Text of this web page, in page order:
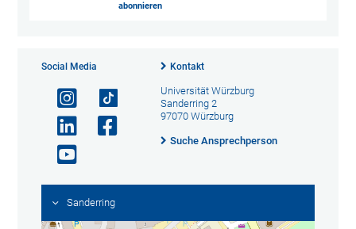
abonnieren
Social Media Kontakt
Universität Würzburg
Sanderring 2
97070 Würzburg
Suche Ansprechperson
Sanderring